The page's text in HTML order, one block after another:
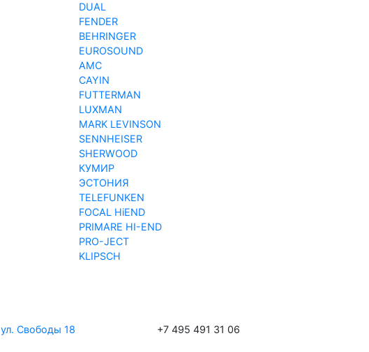
DUAL
FENDER
BEHRINGER
EUROSOUND
AMC
CAYIN
FUTTERMAN
LUXMAN
MARK LEVINSON
SENNHEISER
SHERWOOD
КУМИР
ЭСТОНИЯ
TELEFUNKEN
FOCAL HiEND
PRIMARE HI-END
PRO-JECT
KLIPSCH
ул. Свободы 18
+7 495 491 31 06